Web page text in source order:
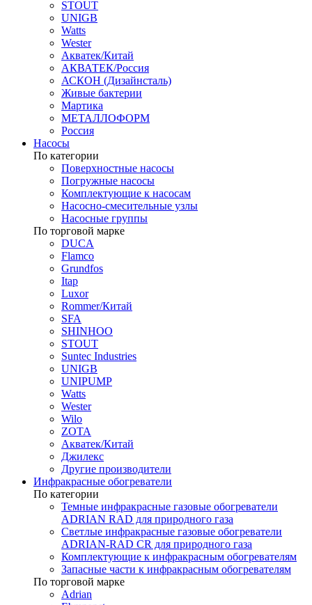
STOUT
UNIGB
Watts
Wester
Акватек/Китай
АКВАТЕК/Россия
АСКОН (Дизайнсталь)
Живые бактерии
Мартика
МЕТАЛЛОФОРМ
Россия
Насосы
По категории
Поверхностные насосы
Погружные насосы
Комплектующие к насосам
Насосно-смесительные узлы
Насосные группы
По торговой марке
DUCA
Flamco
Grundfos
Itap
Luxor
Rommer/Китай
SFA
SHINHOO
STOUT
Suntec Industries
UNIGB
UNIPUMP
Watts
Wester
Wilo
ZOTA
Акватек/Китай
Джилекс
Другие производители
Инфракрасные обогреватели
По категории
Темные инфракрасные газовые обогреватели
ADRIAN RAD для природного газа
Светлые инфракрасные газовые обогреватели
ADRIAN-RAD CR для природного газа
Комплектующие к инфракрасным обогревателям
Запасные части к инфракрасным обогревателям
По торговой марке
Adrian